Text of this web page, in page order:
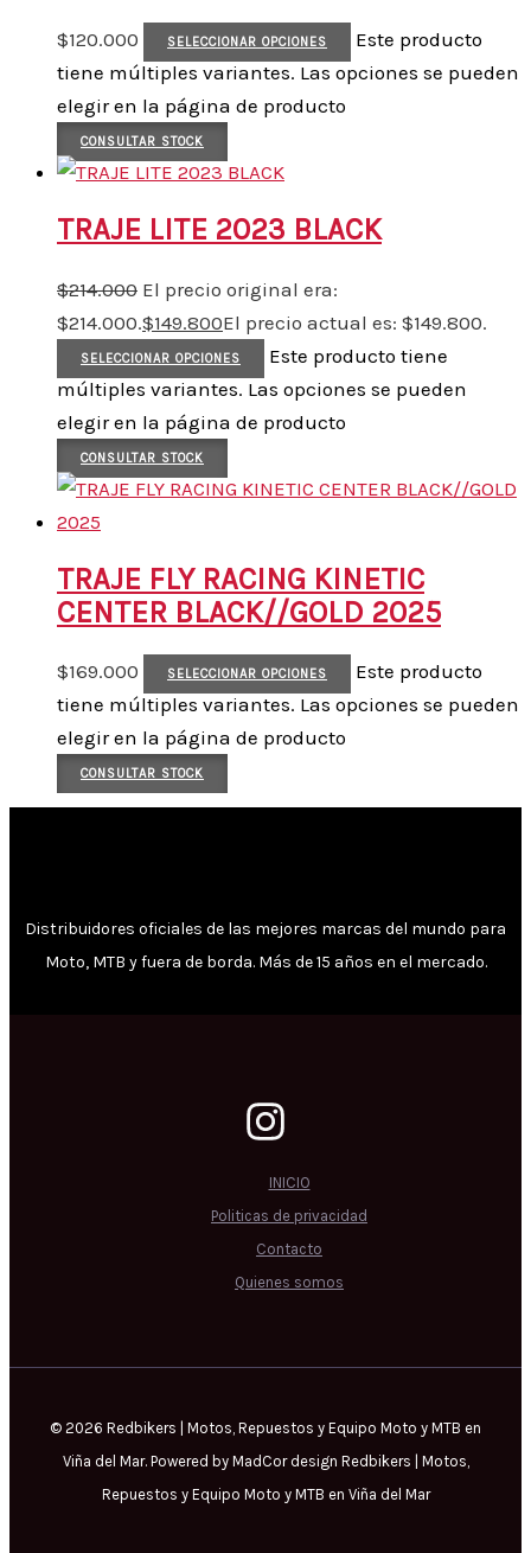
$120.000 SELECCIONAR OPCIONES
Este producto
tiene múltiples variantes. Las opciones se pueden
elegir en la página de producto
CONSULTAR STOCK
TRAJE LITE 2023 BLACK
$214.000 El precio original era:
$214.000.$149.800El precio actual es: $149.800.
SELECCIONAR OPCIONES
Este producto tiene
múltiples variantes. Las opciones se pueden
elegir en la página de producto
CONSULTAR STOCK
TRAJE FLY RACING KINETIC
CENTER BLACK//GOLD 2025
$169.000 SELECCIONAR OPCIONES
Este producto
tiene múltiples variantes. Las opciones se pueden
elegir en la página de producto
CONSULTAR STOCK
Distribuidores oficiales de las mejores marcas del mundo para
Moto, MTB y fuera de borda. Más de 15 años en el mercado.
INICIO
Politicas de privacidad
Contacto
Quienes somos
© 2026 Redbikers | Motos, Repuestos y Equipo Moto y MTB en
Viña del Mar. Powered by MadCor design Redbikers | Motos,
Repuestos y Equipo Moto y MTB en Viña del Mar